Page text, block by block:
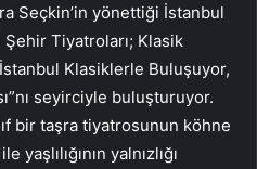
Seçkin’in yönettiği İstanbul
Tiyatroları; Klasik
Klasiklerle Buluşuyor,
seyirciyle buluşturuyor.
bir taşra tiyatrosunun köhne
yaşlılığının yalnızlığı